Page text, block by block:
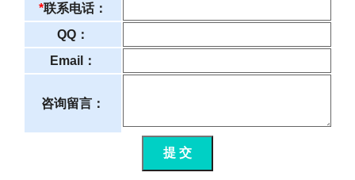
*联系电话：
QQ：
Email：
咨询留言：
提 交